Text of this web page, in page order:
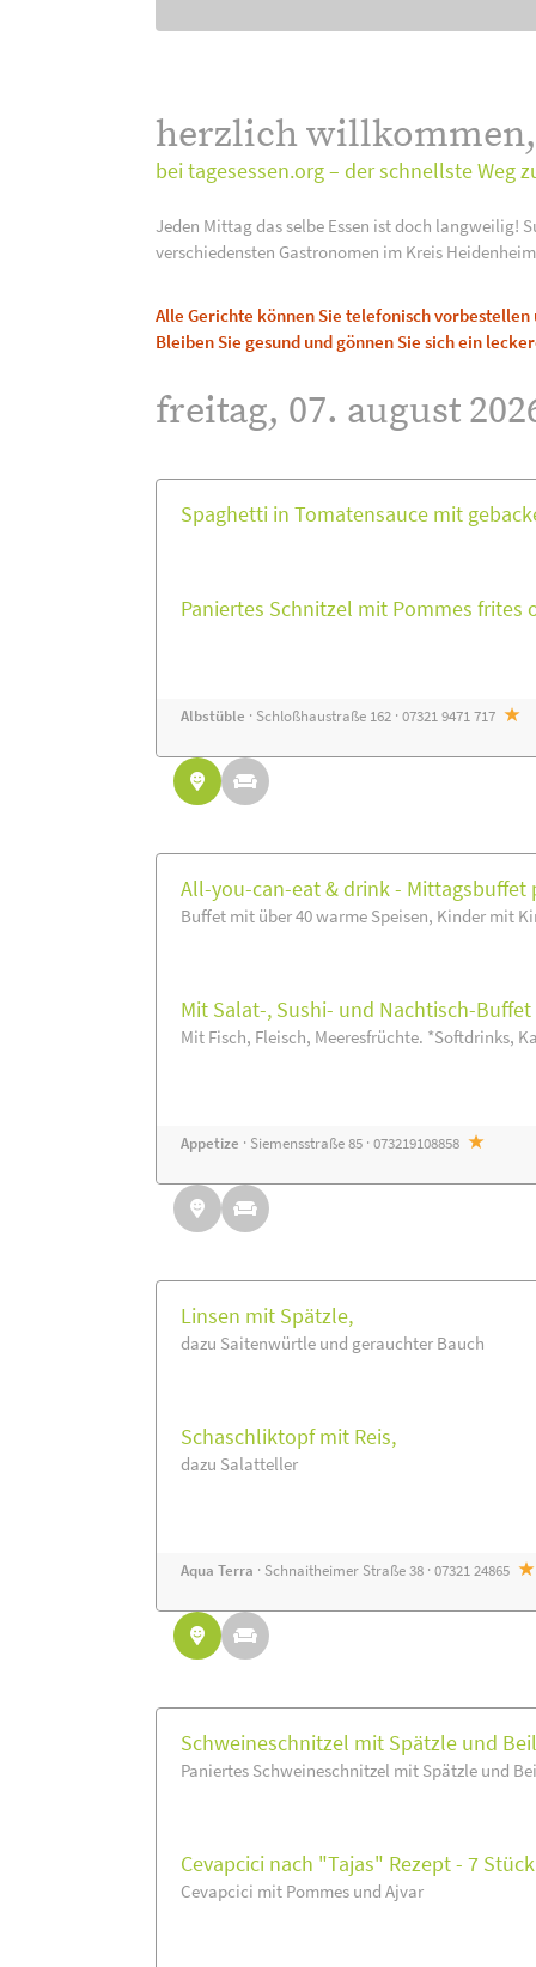
herzlich willkommen,
bei tagesessen.org – der schnellste Weg
Jeden Mittag das selbe Essen ist doch langweilig!
verschiedensten Gastronomen im Kreis
Alle Gerichte können Sie telefonisch
Bleiben Sie gesund und gönnen Sie sich ein
freitag, 07. august
Spaghetti in Tomatensauce mit
Paniertes Schnitzel mit Pommes frites
Albstüble · Schloßhaustraße 162 · 07321 9471 717
All-you-can-eat & drink - Mittagsbuffet
Buffet mit über 40 warme Speisen, Kinder mit
Mit Salat-, Sushi- und Nachtisch-
Mit Fisch, Fleisch, Meeresfrüchte. *Softdrinks,
Appetize · Siemensstraße 85 · 073219108858
Linsen mit Spätzle,
dazu Saitenwürtle und gerauchter Bauch
Schaschliktopf mit Reis,
dazu Salatteller
Aqua Terra · Schnaitheimer Straße 38 · 07321 24865
Schweineschnitzel mit Spätzle und
Paniertes Schweineschnitzel mit Spätzle und
Cevapcici nach "Tajas" Rezept - 7 Stück
Cevapcici mit Pommes und Ajvar